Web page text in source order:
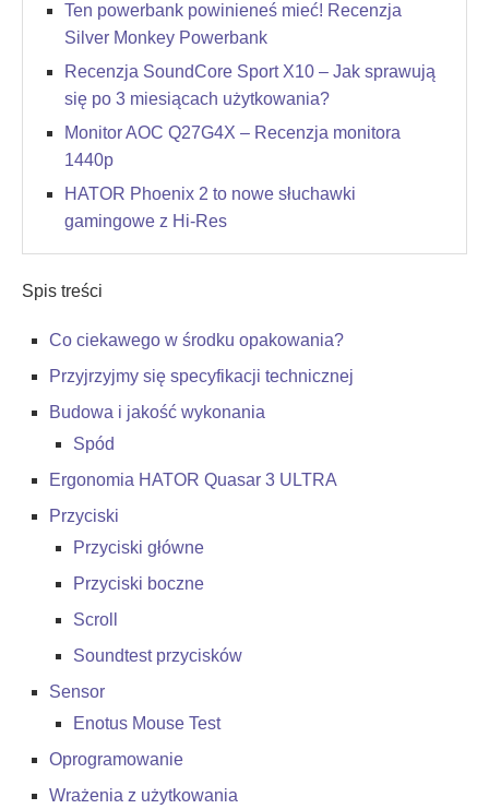
Ten powerbank powinieneś mieć! Recenzja
Silver Monkey Powerbank
Recenzja SoundCore Sport X10 – Jak sprawują
się po 3 miesiącach użytkowania?
Monitor AOC Q27G4X – Recenzja monitora
1440p
HATOR Phoenix 2 to nowe słuchawki
gamingowe z Hi-Res
Spis treści
Co ciekawego w środku opakowania?
Przyjrzyjmy się specyfikacji technicznej
Budowa i jakość wykonania
Spód
Ergonomia HATOR Quasar 3 ULTRA
Przyciski
Przyciski główne
Przyciski boczne
Scroll
Soundtest przycisków
Sensor
Enotus Mouse Test
Oprogramowanie
Wrażenia z użytkowania